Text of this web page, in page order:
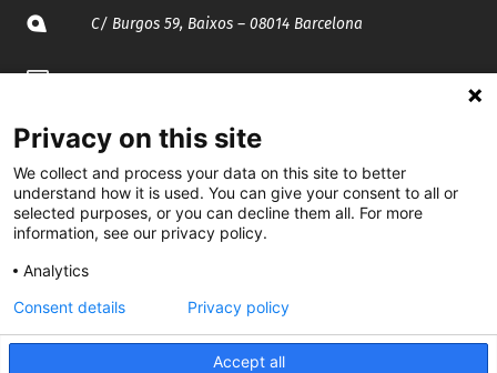
C/ Burgos 59, Baixos – 08014 Barcelona
935 120 481
@CGTCatalunya
cgtcatalunya
Privacy on this site
We collect and process your data on this site to better
understand how it is used. You can give your consent to all or
selected purposes, or you can decline them all. For more
information, see our privacy policy.
Analytics
Accept all
Consent details Privacy policy